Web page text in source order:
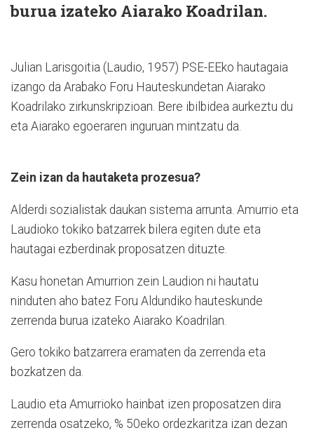
burua izateko Aiarako Koadrilan.
Julian Larisgoitia (Laudio, 1957) PSE-EEko hautagaia
izango da Arabako Foru Hauteskundetan Aiarako
Koadrilako zirkunskripzioan. Bere ibilbidea aurkeztu du
eta Aiarako egoeraren inguruan mintzatu da.
Zein izan da hautaketa prozesua?
Alderdi sozialistak daukan sistema arrunta. Amurrio eta
Laudioko tokiko batzarrek bilera egiten dute eta
hautagai ezberdinak proposatzen dituzte.
Kasu honetan Amurrion zein Laudion ni hautatu
ninduten aho batez Foru Aldundiko hauteskunde
zerrenda burua izateko Aiarako Koadrilan.
Gero tokiko batzarrera eramaten da zerrenda eta
bozkatzen da.
Laudio eta Amurrioko hainbat izen proposatzen dira
zerrenda osatzeko, % 50eko ordezkaritza izan dezan